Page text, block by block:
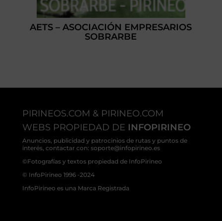
AETS – ASOCIACIÓN EMPRESARIOS
SOBRARBE
PIRINEOS.COM & PIRINEO.COM
WEBS PROPIEDAD DE INFOPIRINEO
Anuncios, publicidad y patrocinios de rutas y puntos de
interés, contactar con: soporte@infopirineo.es
©Fotografías y textos propiedad de InfoPirineo
© InfoPirineo 1996 -2024
InfoPirineo es una Marca Registrada